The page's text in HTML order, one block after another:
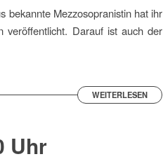
bekannte Mezzosopranistin hat ihr
veröffentlicht. Darauf ist auch der
WEITERLESEN
Uhr